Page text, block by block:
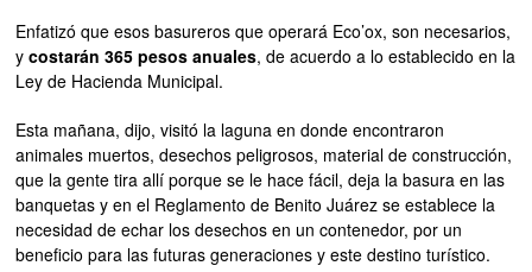
Enfatizó que esos basureros que operará Eco’ox, son necesarios,
ycostarán 365 pesos anuales, de acuerdo a lo establecido en la
Ley de Hacienda Municipal.
Esta mañana, dijo, visitó la laguna en donde encontraron
animales muertos, desechos peligrosos, material de construcción,
que la gente tira allí porque se le hace fácil, deja la basura en las
banquetas y en el Reglamento de Benito Juárez se establece la
necesidad de echar los desechos en un contenedor, por un
beneficio para las futuras generaciones y este destino turístico.